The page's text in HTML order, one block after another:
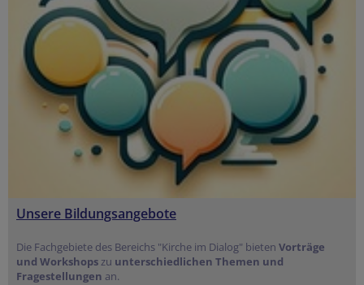
Unsere Bildungsangebote
Die Fachgebiete des Bereichs "Kirche im Dialog" bieten Vorträge
und Workshopszu unterschiedlichen Themen und
Fragestellungen an.